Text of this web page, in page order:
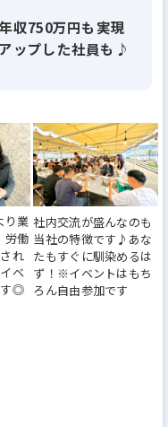
修制度が充実！
だ先輩も！
人多数♪
」を叶えます！
っかり帰れます◎
行も行けちゃう！
売上を達成すると毎
収750万円も実現
ップした社員も♪
り業
労働
れ
ベ
す◎
社内交流が盛んなのも
当社の特徴です♪あな
たもすぐに馴染めるは
ず！※イベントはもち
ろん自由参加です